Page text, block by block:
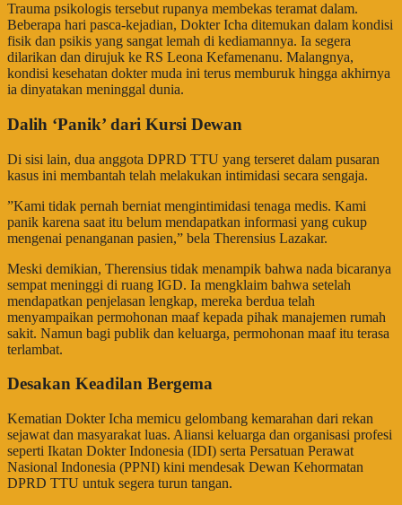
​Trauma psikologis tersebut rupanya membekas teramat dalam.
Beberapa hari pasca-kejadian, Dokter Icha ditemukan dalam kondisi
fisik dan psikis yang sangat lemah di kediamannya. Ia segera
dilarikan dan dirujuk ke RS Leona Kefamenanu. Malangnya,
kondisi kesehatan dokter muda ini terus memburuk hingga akhirnya
ia dinyatakan meninggal dunia.
Dalih ‘Panik’ dari Kursi Dewan
​Di sisi lain, dua anggota DPRD TTU yang terseret dalam pusaran
kasus ini membantah telah melakukan intimidasi secara sengaja.
​”Kami tidak pernah berniat mengintimidasi tenaga medis. Kami
panik karena saat itu belum mendapatkan informasi yang cukup
mengenai penanganan pasien,” bela Therensius Lazakar.
​Meski demikian, Therensius tidak menampik bahwa nada bicaranya
sempat meninggi di ruang IGD. Ia mengklaim bahwa setelah
mendapatkan penjelasan lengkap, mereka berdua telah
menyampaikan permohonan maaf kepada pihak manajemen rumah
sakit. Namun bagi publik dan keluarga, permohonan maaf itu terasa
terlambat.
Desakan Keadilan Bergema
​Kematian Dokter Icha memicu gelombang kemarahan dari rekan
sejawat dan masyarakat luas. Aliansi keluarga dan organisasi profesi
seperti Ikatan Dokter Indonesia (IDI) serta Persatuan Perawat
Nasional Indonesia (PPNI) kini mendesak Dewan Kehormatan
DPRD TTU untuk segera turun tangan.